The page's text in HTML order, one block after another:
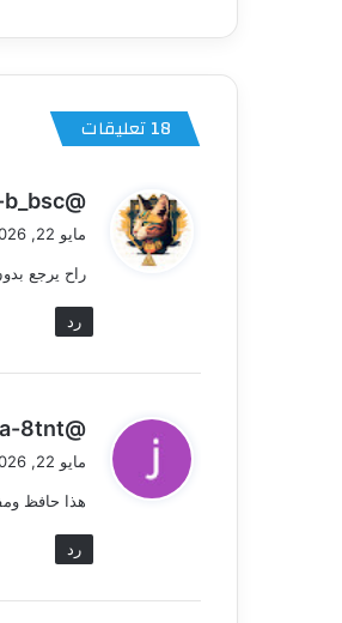
‫18 تعليقات
ي
ل
@Mau-b_bsc
مايو 22, 2026 الساعة 5:34 م
راح يرجع
رد
ي
ل
@zakarea-8tnt
مايو 22, 2026 الساعة 6:14 م
هذا حافظ
رد